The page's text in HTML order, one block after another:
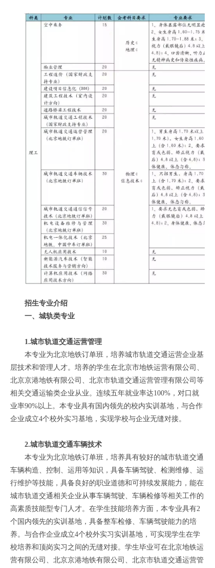
招生专业介绍
一、城轨类专业
1.城市轨道交通运营管理
本专业为北京地铁订单班，培养城市轨道交通运营企业基
层技术和管理人才。培养的学生在北京市地铁运营有限公司、
北京京港地铁有限公司、北京市轨道交通运营管理有限公司等
相关交通运输类企业从业。连续五年就业率达100%，对口就
业率90%以上。本专业具有国内领先的校内实训基地，与合作
企业成立4个校外实习基地，实现学校与企业无缝对接。
2.城市轨道交通车辆技术
本专业为北京地铁订单班，培养具有较好的城市轨道交通
车辆构造、控制、运用等知识，具备车辆驾驶、检测维修、运
行维护等技能，具备良好的职业道德和可持续发展能力，能在
城市轨道交通相关企业从事车辆驾驶、车辆检修等相关工作的
高素质技能型专门人才。在学生技能培养方面，本专业具有2
个国内领先的实训基地，具备整车检修、车辆驾驶能力的培
养。与合作企业成立4个校外实习实训基地，可实现学生在学
校培养和顶岗实习之间的无缝对接。学生毕业可在北京地铁运
营有限公司、北京京港地铁有限公司、北京市轨道交通运营管